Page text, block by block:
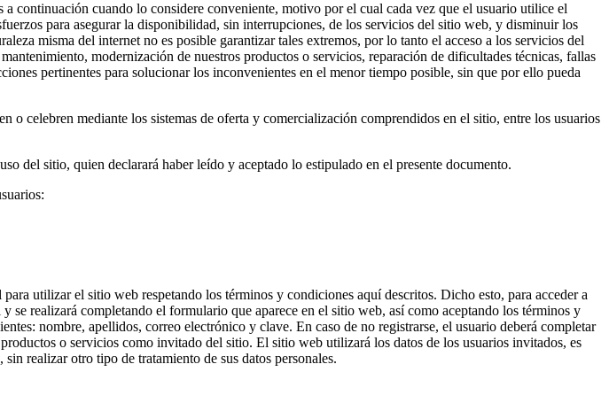
continuación cuando lo considere conveniente, motivo por el cual cada vez que el usuario utilice el
para asegurar la disponibilidad, sin interrupciones, de los servicios del sitio web, y disminuir los
misma del internet no es posible garantizar tales extremos, por lo tanto el acceso a los servicios del
modernización de nuestros productos o servicios, reparación de dificultades técnicas, fallas
pertinentes para solucionar los inconvenientes en el menor tiempo posible, sin que por ello pueda
o celebren mediante los sistemas de oferta y comercialización comprendidos en el sitio, entre los usuarios
del sitio, quien declarará haber leído y aceptado lo estipulado en el presente documento.
utilizar el sitio web respetando los términos y condiciones aquí descritos. Dicho esto, para acceder a
realizará completando el formulario que aparece en el sitio web, así como aceptando los términos y
nombre, apellidos, correo electrónico y clave. En caso de no registrarse, el usuario deberá completar
o servicios como invitado del sitio. El sitio web utilizará los datos de los usuarios invitados, es
realizar otro tipo de tratamiento de sus datos personales.